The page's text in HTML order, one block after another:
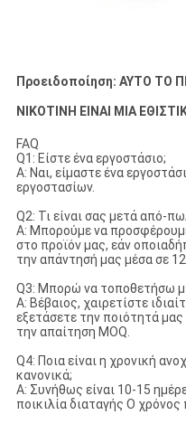
Προειδοποίηση: ΑΥΤΟ ΤΟ
ΝΙΚΟΤΙΝΗ ΕΙΝΑΙ ΜΙΑ
FAQ
Q1: Είστε ένα εργοστάσιο;
Α: Ναι, είμαστε ένα
εργοστασίων.
Q2: Τι είναι σας μετά από-
Α: Μπορούμε να
στο προϊόν μας, εάν
την απάντησή μας μέσα σε
Q3: Μπορώ να τοποθετήσω
Α: Βέβαιος, χαιρετίστε
εξετάσετε την ποιότητά
την απαίτηση MOQ.
Q4: Ποια είναι η χρονική
κανονικά;
Α: Συνήθως είναι 10-15
ποικιλία διαταγής Ο